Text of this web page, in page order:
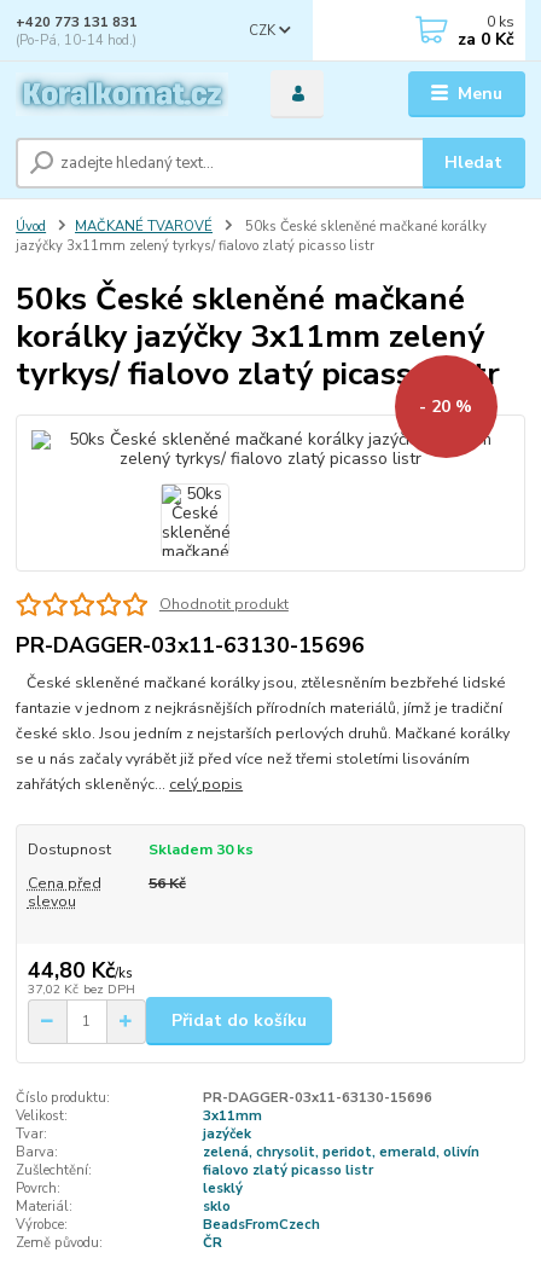
Menu
CZK
Hledat
+420 773 131 831
(Po-Pá, 10-14 hod.)
0 ks
za 0 Kč
Úvod MAČKANÉ TVAROVÉ
50ks České skleněné mačkané korálky
jazýčky 3x11mm zelený tyrkys/ fialovo zlatý picasso listr
50ks České skleněné mačkané
korálky jazýčky 3x11mm zelený
tyrkys/ fialovo zlatý picasso listr
- 20 %
Ohodnotit produkt
PR-DAGGER-03x11-63130-15696
České skleněné mačkané korálky jsou, ztělesněním bezbřehé lidské
fantazie v jednom z nejkrásnějších přírodních materiálů, jímž je tradiční
české sklo. Jsou jedním z nejstarších perlových druhů. Mačkané korálky
se u nás začaly vyrábět již před více než třemi stoletími lisováním
zahřátých skleněnýc... celý popis
Dostupnost
Skladem 30 ks
Cena před
slevou
56 Kč
44,80 Kč/ks
37,02 Kč bez DPH
Přidat do košíku
Číslo produktu:
PR-DAGGER-03x11-63130-15696
Velikost:
3x11mm
Tvar:
jazýček
Barva:
zelená, chrysolit, peridot, emerald, olivín
Zušlechtění:
fialovo zlatý picasso listr
Povrch:
lesklý
Materiál:
sklo
Výrobce:
BeadsFromCzech
Země původu:
ČR